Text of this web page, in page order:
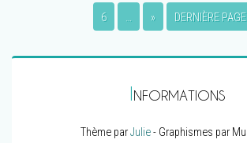
6 … » DERNIÈRE
NFORMATIONS
Thème parJulie- Graphismes par